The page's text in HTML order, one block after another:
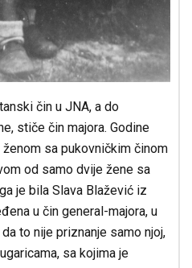
čin u JNA, a do
stiče čin majora. Godine
sa pukovničkim činom
od samo dvije žene sa
je bila Slava Blažević iz
u čin general-majora, u
to nije priznanje samo njoj,
sa kojima je